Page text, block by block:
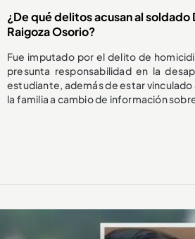
¿De qué delitos acusan al soldado
Raigoza Osorio?
Fue imputado por el delito de
presunta responsabilidad en la
estudiante, además de estar vinculado
la familia a cambio de información